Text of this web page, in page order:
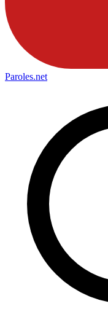
Paroles.net